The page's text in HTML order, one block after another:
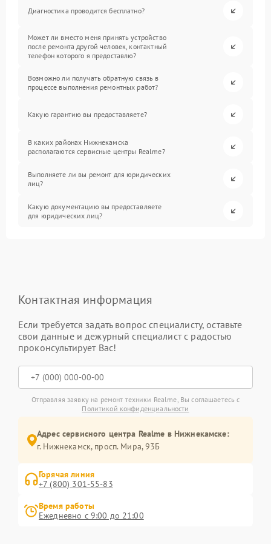
Диагностика проводится бесплатно?
Может ли вместо меня принять устройство
после ремонта другой человек, контактный
телефон которого я предоставлю?
Возможно ли получать обратную связь в
процессе выполнения ремонтных работ?
Какую гарантию вы предоставляете?
В каких районах Нижнекамска
располагаются сервисные центры Realme?
Выполняете ли вы ремонт для юридических
лиц?
Какую документацию вы предоставляете
для юридических лиц?
Контактная информация
Если требуется задать вопрос специалисту, оставьте
свои данные и дежурный специалист с радостью
проконсультирует Вас!
Отправляя заявку на ремонт техники Realme, Вы соглашаетесь с
Политикой конфиденциальности
Адрес сервисного центра Realme в Нижнекамске:
г. Нижнекамск, просп. Мира, 93Б
Горячая линия
+7 (800) 301-55-83
Время работы
Ежедневно с 9:00 до 21:00